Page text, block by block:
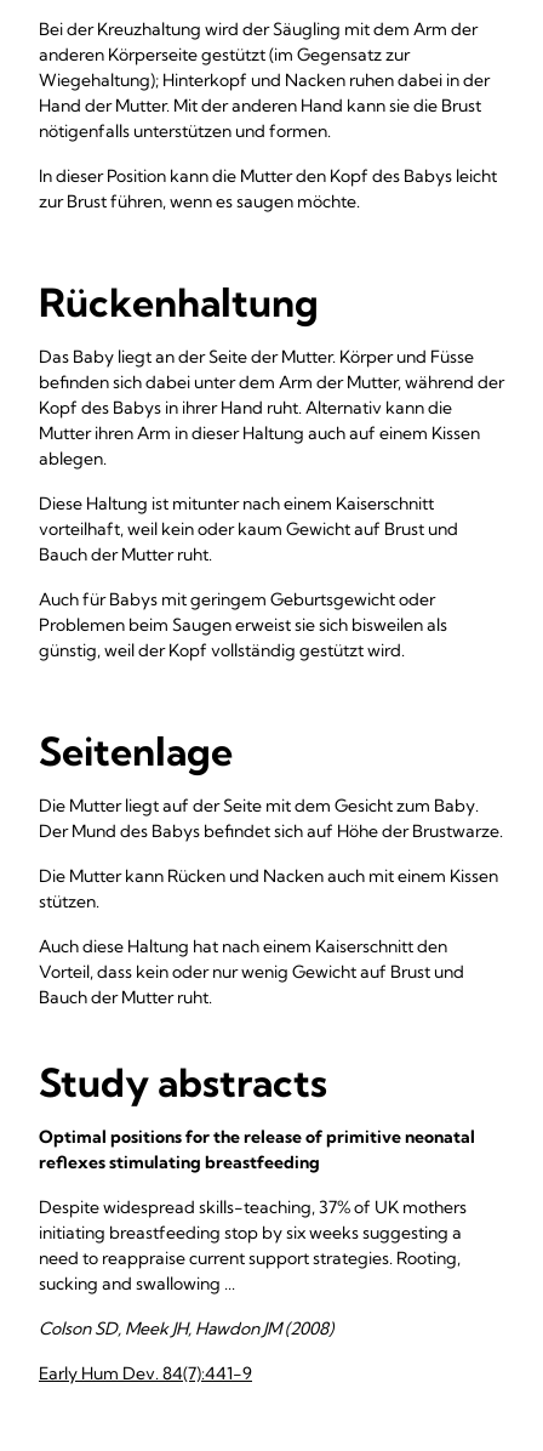
Bei der Kreuzhaltung wird der Säugling mit dem Arm der
anderen Körperseite gestützt (im Gegensatz zur
Wiegehaltung); Hinterkopf und Nacken ruhen dabei in der
Hand der Mutter. Mit der anderen Hand kann sie die Brust
nötigenfalls unterstützen und formen.
In dieser Position kann die Mutter den Kopf des Babys leicht
zur Brust führen, wenn es saugen möchte.
Rückenhaltung
Das Baby liegt an der Seite der Mutter. Körper und Füsse
befinden sich dabei unter dem Arm der Mutter, während der
Kopf des Babys in ihrer Hand ruht. Alternativ kann die
Mutter ihren Arm in dieser Haltung auch auf einem Kissen
ablegen.
Diese Haltung ist mitunter nach einem Kaiserschnitt
vorteilhaft, weil kein oder kaum Gewicht auf Brust und
Bauch der Mutter ruht.
Auch für Babys mit geringem Geburtsgewicht oder
Problemen beim Saugen erweist sie sich bisweilen als
günstig, weil der Kopf vollständig gestützt wird.
Seitenlage
Die Mutter liegt auf der Seite mit dem Gesicht zum Baby.
Der Mund des Babys befindet sich auf Höhe der Brustwarze.
Die Mutter kann Rücken und Nacken auch mit einem Kissen
stützen.
Auch diese Haltung hat nach einem Kaiserschnitt den
Vorteil, dass kein oder nur wenig Gewicht auf Brust und
Bauch der Mutter ruht.
Study abstracts
Optimal positions for the release of primitive neonatal
reflexes stimulating breastfeeding
Despite widespread skills-teaching, 37% of UK mothers
initiating breastfeeding stop by six weeks suggesting a
need to reappraise current support strategies. Rooting,
sucking and swallowing ...
Colson SD, Meek JH, Hawdon JM (2008)
Early Hum Dev. 84(7):441-9